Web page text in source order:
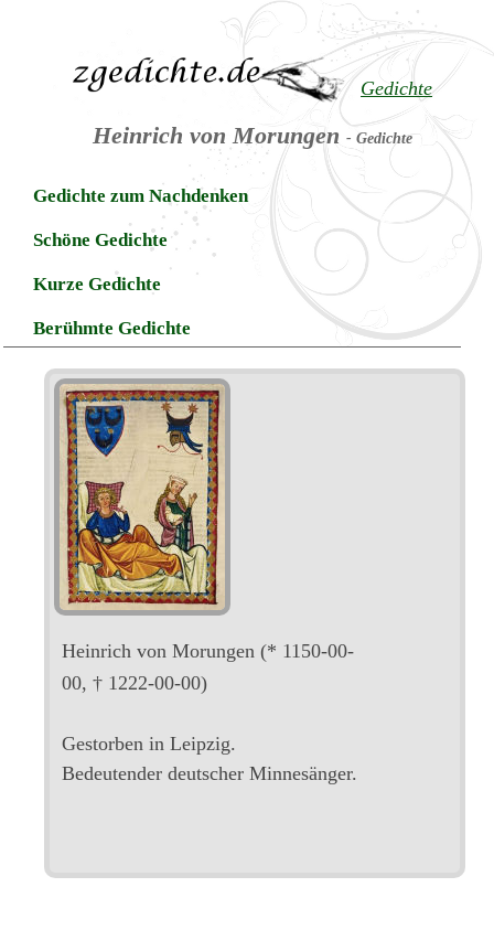
Gedichte
Heinrich von Morungen- Gedichte
Gedichte zum Nachdenken
Schöne Gedichte
Kurze Gedichte
Berühmte Gedichte
Heinrich von Morungen (* 1150-00-
00, † 1222-00-00)
Gestorben in Leipzig.
Bedeutender deutscher Minnesänger.